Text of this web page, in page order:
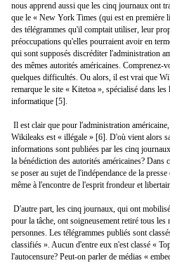
nous apprend aussi que les cinq journaux ont
que le « New York Times (qui est en première
des télégrammes qu'il comptait utiliser, leur
préoccupations qu'elles pourraient avoir en
qui sont supposés discréditer l'administration
des mêmes autorités américaines. Comprenez-
quelques difficultés. Ou alors, il est vrai que
remarque le site « Kitetoa », spécialisé dans
informatique [5].
Il est clair que pour l'administration
Wikileaks est « illégale » [6]. D'où vient alors
informations sont publiées par les cinq
la bénédiction des autorités américaines? Dans
se poser au sujet de l'indépendance de la
même à l'encontre de l'esprit frondeur et
D'autre part, les cinq journaux, qui ont
pour la tâche, ont soigneusement retiré tous
personnes. Les télégrammes publiés sont
classifiés ». Aucun d'entre eux n'est classé «
l'autocensure? Peut-on parler de médias «